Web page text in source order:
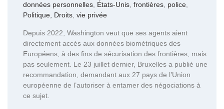
données personnelles États-Unis frontières police
Politique, Droits vie privée
Depuis 2022, Washington veut que ses agents aient
directement accès aux données biométriques des
Européens, à des fins de sécurisation des frontières, mais
pas seulement. Le 23 juillet dernier, Bruxelles a publié une
recommandation, demandant aux 27 pays de l’Union
européenne de l’autoriser à entamer des négociations à
ce sujet.